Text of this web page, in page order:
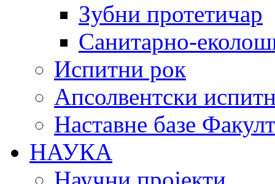
Зубни протетичар
Санитарно-
Испитни рок
Апсолвентски
Наставне базе
НАУКА